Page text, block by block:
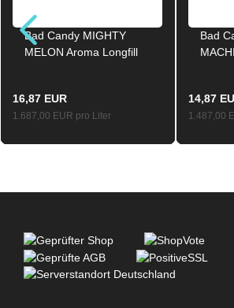
Bad Candy MIGHTY
MELON Aroma Longfill
16,87 EUR
1.687,00 EUR pro Liter
Bad
14,87
1.487,00